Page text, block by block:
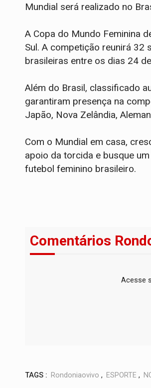
Mundial será realizado no
A Copa do Mundo Feminina
Sul. A competição reunirá 32
brasileiras entre os dias 24
Além do Brasil, classificado
garantiram presença na
Japão, Nova Zelândia,
Com o Mundial em casa,
apoio da torcida e busque
futebol feminino brasileiro.
Comentários
Acesse
TAGS : Rondoniaovivo , ESPORTE ,